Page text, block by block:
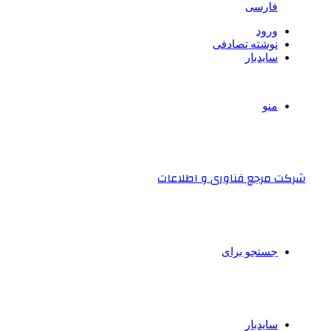
فارسی
ورود
نوشته تصادفی
سایدبار
منو
شرکت مرجع فناوری و اطلاعات
جستجو برای
سایدبار